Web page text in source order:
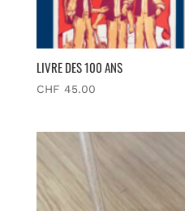
LIVRE DES 100 ANS
CHF 45.00